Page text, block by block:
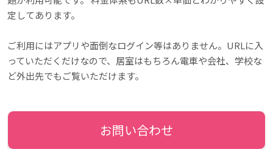
定してあります。
ご利用にはアプリや面倒なログイン等はありません。URLに入
っていただくだけなので、居室はもちろん電車や会社、学校な
ど外出先でもご覧いただけます。
お問い合わせ